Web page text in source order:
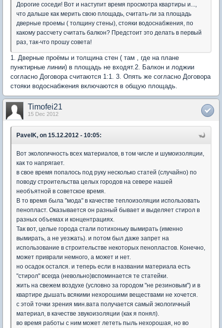
Дорогие соседи! Вот и наступит время просмотра квартиры и...,
что дальше как мерить свою площадь, считать-ли за площадь
дверные проемы ( толщину стены), стояки водоснабжения, по
какому рассчету считать балкон? Предстоит это делать в первый
раз, так-что прошу совета!
1. Дверные проёмы и толщина стен ( там , где на плане
пунктирные линии) в площадь не входят.2. Балкон и лоджии
согласно Договора считаются 1:1. 3. Опять же согласно Договора
стояки водоснабжения включаются в общую площадь.
Timofei21
15 Dec 2012
PavelK, on 15.12.2012 - 10:05:
Вот экологичность всех материалов, в том числе и шумоизоляции,
как то напрягает.
в свое время попалось под руку несколько статей (случайно) по
поводу строительства целых городов на севере нашей
необъятной в советское время.
В то время была "мода" в качестве теплоизоляции использовать
пенопласт. Оказывается он разный бывает и выделяет стирол в
разных объемах и концентрациях.
Так вот, целые города стали потихоньку вымирать (именно
вымирать, а не уезжать). и потом был даже запрет на
использование в строительстве некоторых пенопластов. Конечно,
может приврали немного, а может и нет.
но осадок остался. и теперь если в названии материала есть
"стирол" всегда (невольно)вспоминается те статейки.
жить на свежем воздухе (условно за городом "не резиновым") и в
квартире дышать всякими нехорошими веществами не хочется.
с этой точки зрения мин.вата получается самый экологичный
материал, в качестве звукоизоляции (как я понял).
во время работы с ним может лететь пыль нехорошая, но во